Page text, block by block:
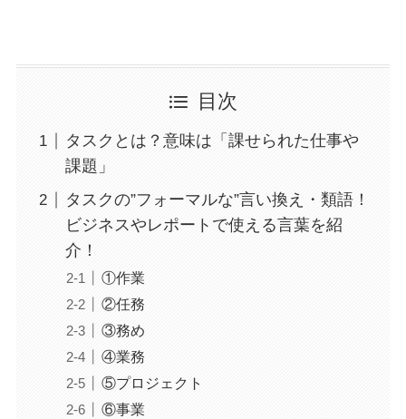
目次
タスクとは？意味は「課せられた仕事や
課題」
タスクの”フォーマルな”言い換え・類語！
ビジネスやレポートで使える言葉を紹
介！
①作業
②任務
③務め
④業務
⑤プロジェクト
⑥事業